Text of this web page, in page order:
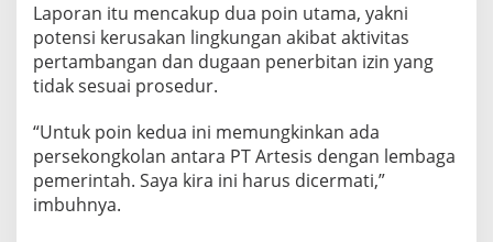
Laporan itu mencakup dua poin utama, yakni
potensi kerusakan lingkungan akibat aktivitas
pertambangan dan dugaan penerbitan izin yang
tidak sesuai prosedur.
“Untuk poin kedua ini memungkinkan ada
persekongkolan antara PT Artesis dengan lembaga
pemerintah. Saya kira ini harus dicermati,”
imbuhnya.